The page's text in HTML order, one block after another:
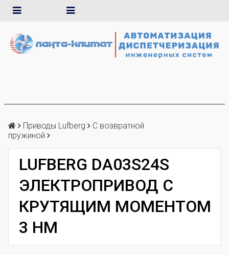
Приводы Lufberg
С возвратной
пружиной
LUFBERG DA03S24S
ЭЛЕКТРОПРИВОД С
КРУТЯЩИМ МОМЕНТОМ
3 НМ